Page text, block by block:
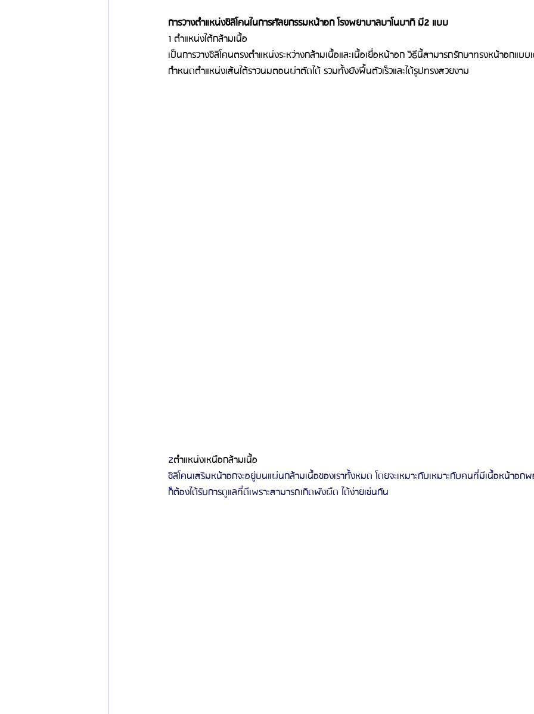
การวางตำแหน่งซิลิโคนในการศัลยกรรมหน้าอก โรงพยาบาลบาโนบากิ มี2 แบบ
1 ตำแหน่งใต้กล้ามเนื้อ
เป็นการวางซิลิโคนตรงตำแหน่งระหว่างกล้ามเนื้อและเนื้อเยื่อหน้าอก วิธีนี้สามารถรักษาทรงหน้าอกแบบ
กำหนดตำแหน่งเส้นใต้ราวนมตอนผ่าตัดได้ รวมทั้งยังฟื้นตัวเร็วและได้รูปทรงสวยงาม
2ตำแหน่งเหนือกล้ามเนื้อ
ซิลิโคนเสริมหน้าอกจะอยู่บนแผ่นกล้ามเนื้อของเราทั้งหมด โดยจะเหมาะกับเหมาะกับคนที่มีเนื้อหน้าอก
ก็ต้องได้รับการดูแลที่ดีเพราะสามารถเกิดพังผืด ได้ง่ายเช่นกัน